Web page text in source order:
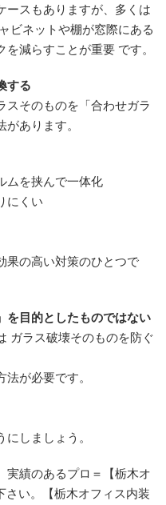
ースもありますが、多くは
ビネットや棚が窓際にある
減らすことが重要 です。
する
スそのものを「合わせガラ
あります。
ムを挟んで一体化
にくい
果の高い対策のひとつで
を目的としたものではない
ガラス破壊そのものを防ぐ
が必要です。
しましょう。
実績のあるプロ＝【栃木オ
さい。【栃木オフィス内装